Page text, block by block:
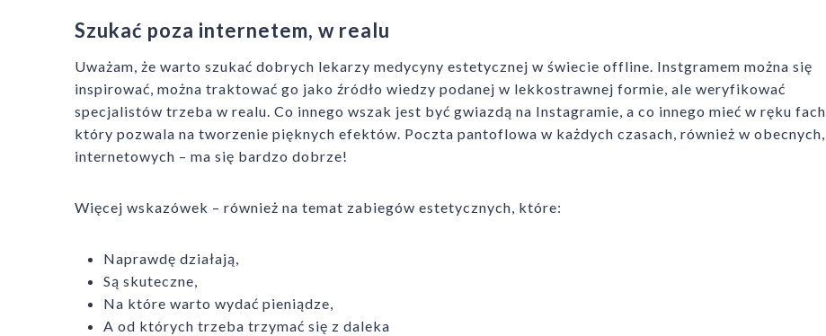
Szukać poza internetem, w realu
Uważam, że warto szukać dobrych lekarzy medycyny estetycznej w świecie offline. Instgramem można się
inspirować, można traktować go jako źródło wiedzy podanej w lekkostrawnej formie, ale weryfikować
specjalistów trzeba w realu. Co innego wszak jest być gwiazdą na Instagramie, a co innego mieć w ręku fach,
który pozwala na tworzenie pięknych efektów. Poczta pantoflowa w każdych czasach, również w obecnych,
internetowych – ma się bardzo dobrze!
Więcej wskazówek – również na temat zabiegów estetycznych, które:
Naprawdę działają,
Są skuteczne,
Na które warto wydać pieniądze,
A od których trzeba trzymać się z daleka